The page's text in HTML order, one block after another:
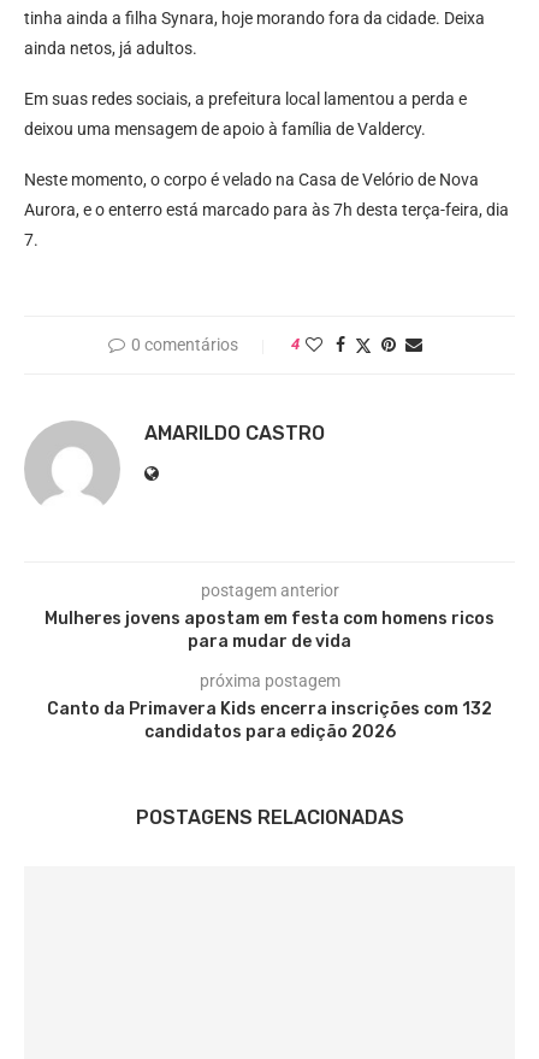
tinha ainda a filha Synara, hoje morando fora da cidade. Deixa
ainda netos, já adultos.
Em suas redes sociais, a prefeitura local lamentou a perda e
deixou uma mensagem de apoio à família de Valdercy.
Neste momento, o corpo é velado na Casa de Velório de Nova
Aurora, e o enterro está marcado para às 7h desta terça-feira, dia
7.
0 comentários 4
AMARILDO CASTRO
postagem anterior
Mulheres jovens apostam em festa com homens ricos
para mudar de vida
próxima postagem
Canto da Primavera Kids encerra inscrições com 132
candidatos para edição 2026
POSTAGENS RELACIONADAS